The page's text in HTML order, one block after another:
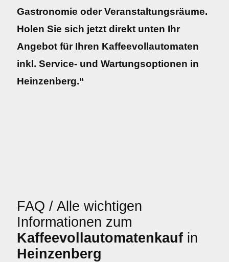
Gastronomie oder Veranstaltungsräume.
Holen Sie sich jetzt direkt unten Ihr
Angebot für Ihren Kaffeevollautomaten
inkl. Service- und Wartungsoptionen in
Heinzenberg.“
FAQ / Alle wichtigen
Informationen zum
Kaffeevollautomatenkauf in
Heinzenberg